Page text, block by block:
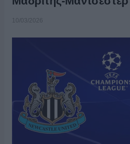
10/03/2026